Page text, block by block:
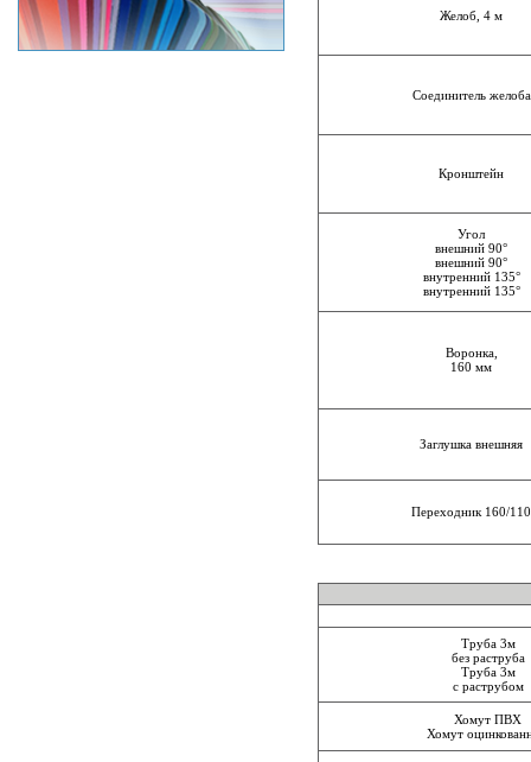
Желоб, 4 м
Соединитель желоба
Кронштейн
Угол
внешний 90°
внешний 90°
внутренний 135°
внутренний 135°
Воронка,
160 мм
Заглушка внешняя
Переходник 160/110
Труба 3м
без раструба
Труба 3м
с раструбом
Хомут ПВХ
Хомут